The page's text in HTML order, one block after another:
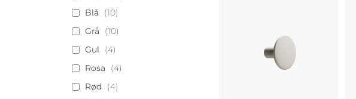
Blå
10
Grå
10
Gul
4
Rosa
4
Rød
4